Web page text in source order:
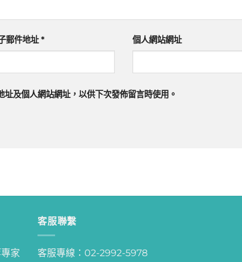
郵件地址* 個人網站網址
及個人網站網址，以供下次發佈留言時使用。
家
客服聯繫
客服專線：02-2992-5978